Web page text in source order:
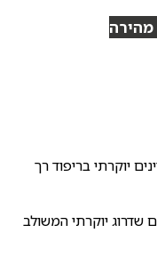
יוקרתי בריפוד רך
שדרוג יוקרתי המשולב
מהירה